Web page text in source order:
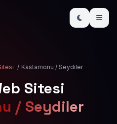
/ Kastamonu / Seydiler
Sitesi
/ Seydiler